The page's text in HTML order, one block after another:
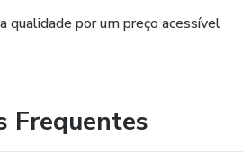
qualidade por um preço acessível
Frequentes